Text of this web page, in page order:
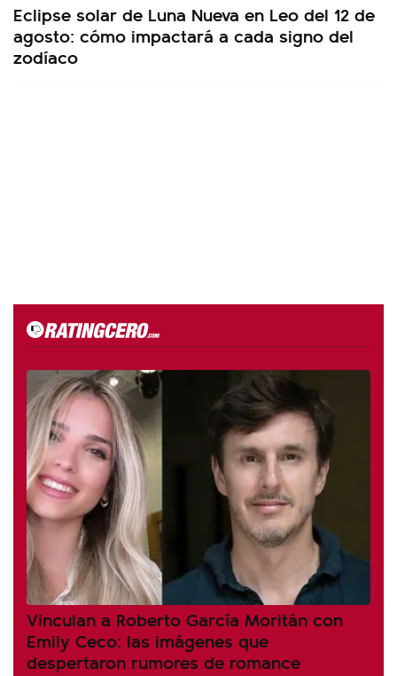
Eclipse solar de Luna Nueva en Leo del 12 de
agosto: cómo impactará a cada signo del
zodíaco
Vinculan a Roberto García Moritán con
Emily Ceco: las imágenes que
despertaron rumores de romance